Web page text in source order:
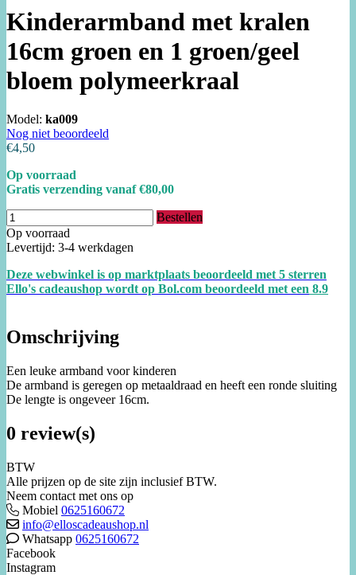
Kinderarmband met kralen
16cm groen en 1 groen/geel
bloem polymeerkraal
Model: ka009
Nog niet beoordeeld
€4,50
Op voorraad
Gratis verzending vanaf €80,00
Bestellen
Op voorraad
Levertijd: 3-4 werkdagen
Deze webwinkel is op marktplaats beoordeeld met 5 sterren
Ello's cadeaushop wordt op Bol.com beoordeeld met een 8.9
Omschrijving
Een leuke armband voor kinderen
De armband is geregen op metaaldraad en heeft een ronde sluiting
De lengte is ongeveer 16cm.
0 review(s)
BTW
Alle prijzen op de site zijn inclusief BTW.
Neem contact met ons op
Mobiel 0625160672
info@elloscadeaushop.nl
Whatsapp 0625160672
Facebook
Instagram